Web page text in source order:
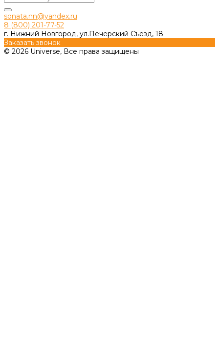
sonata.nn@yandex.ru
8 (800) 201-77-52
г. Нижний Новгород, ул.Печерский Съезд, 18
Заказать звонок
© 2026 Universe, Все права защищены